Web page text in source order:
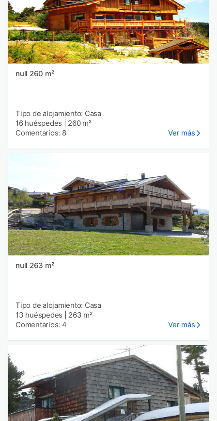
null 260 m²
Tipo de alojamiento: Casa
16 huéspedes
260 m²
Comentarios: 8
Ver más
null 263 m²
Tipo de alojamiento: Casa
13 huéspedes
263 m²
Comentarios: 4
Ver más